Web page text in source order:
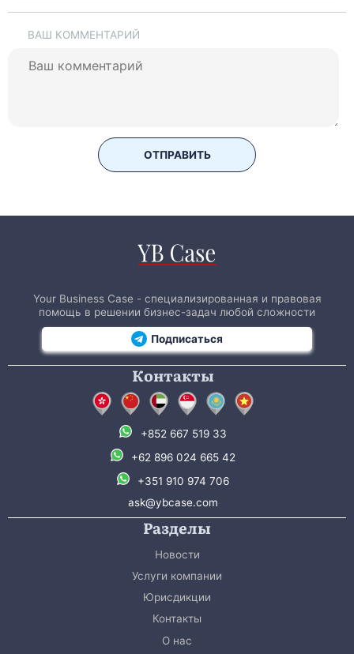
ВАШ КОММЕНТАРИЙ
ОТПРАВИТЬ
Your Business Case - специализированная и правовая
помощь в решении бизнес-задач любой сложности
Подписаться
Контакты
+852 667 519 33
+62 896 024 665 42
+351 910 974 706
ask@ybcase.com
Разделы
Новости
Услуги компании
Юрисдикции
Контакты
О нас